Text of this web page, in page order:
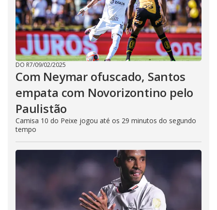
DO R7/09/02/2025
Com Neymar ofuscado, Santos
empata com Novorizontino pelo
Paulistão
Camisa 10 do Peixe jogou até os 29 minutos do segundo
tempo